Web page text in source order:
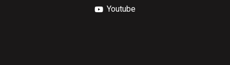
Youtube